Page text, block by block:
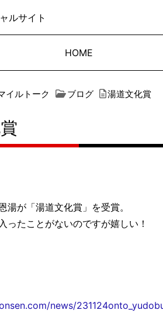
ルサイト
HOME
イルトーク ブログ 湯道文化賞
湯が「湯道文化賞」を受賞。
ったことがないのですが嬉しい！
news/